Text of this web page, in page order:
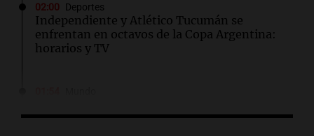
02:00 Deportes
Independiente y Atlético Tucumán se
enfrentan en octavos de la Copa Argentina:
horarios y TV
marcando el primer incidente mortal desde